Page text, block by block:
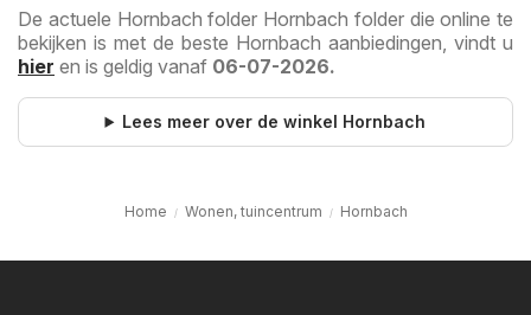
De actuele Hornbach folder Hornbach folder die online te
bekijken is met de beste Hornbach aanbiedingen, vindt u
hier en is geldig vanaf 06-07-2026.
Lees meer over de winkel Hornbach
Home Wonen, tuincentrum Hornbach